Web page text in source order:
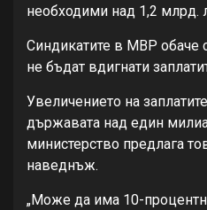
необходими над 1,2 млрд.
Синдикатите в МВР обаче
не бъдат вдигнати
Увеличението на
държавата над един
министерство предлага
наведнъж.
„Може да има 10-